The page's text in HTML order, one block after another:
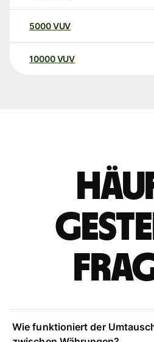
5000VUV
10000 VUV
Wie funktioniert der